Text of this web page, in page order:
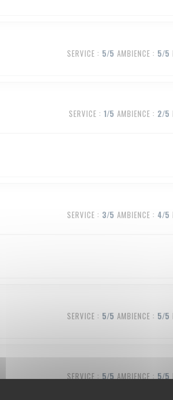
SERVICE : 5/5 AMBIENCE : 5/5
SERVICE : 1/5 AMBIENCE : 2/5
SERVICE : 3/5 AMBIENCE : 4/5
SERVICE : 5/5 AMBIENCE : 5/5
SERVICE: 5/5 AMBIENCE: 5/5